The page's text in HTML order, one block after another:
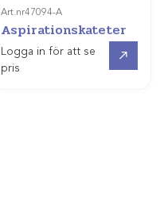
Art.nr47094-A
Aspirationskateter
Logga in för att se
pris